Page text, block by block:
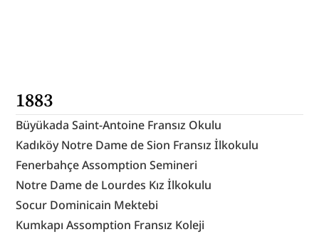
1883
Büyükada Saint-Antoine Fransız Okulu
Kadıköy Notre Dame de Sion Fransız İlkokulu
Fenerbahçe Assomption Semineri
Notre Dame de Lourdes Kız İlkokulu
Socur Dominicain Mektebi
Kumkapı Assomption Fransız Koleji